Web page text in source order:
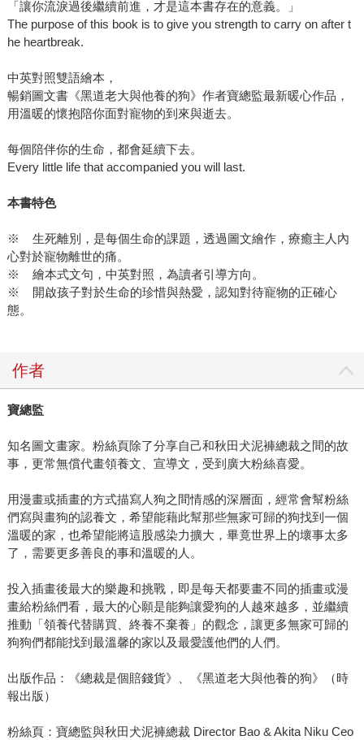
「讓你流淚過後繼續前進，才是這本書存在的意義。」
The purpose of this book is to give you strength to carry on after t
he heartbreak.
中英對照雙語繪本，
暢銷圖文書《黑道老大與他養的狗》作者寶總監最新暖心作品，
用溫暖的懷抱陪你面對寵物的到來與逝去。
每個陪伴你的生命，都會延續下去。
Every little life that accompanied you will last.
本書特色
※ 生死離別，是每個生命的課題，透過圖文繪作，療癒主人內
心對於寵物離世的痛。
※ 繪本式文句，中英對照，為讀者引導方向。
※ 開啟孩子對於生命的珍惜與熱愛，認知對待寵物的正確心
態。
作者
寶總監
知名圖文畫家。粉絲頁除了分享自己和秋田犬泥褲總裁之間的故
事，更常無償代畫領養文、宣導文，受到廣大粉絲喜愛。
用漫畫或插畫的方式描寫人狗之間情感的深層面，經常會幫粉絲
們寫與畫狗的認養文，希望能藉此幫那些無家可歸的狗找到一個
溫暖的家，也希望能將這股感染力擴大，畢竟世界上的壞事太多
了，需要更多善良的事和溫暖的人。
投入插畫後最大的樂趣和挑戰，即是每天都要畫不同的插畫或漫
畫給粉絲們看，最大的心願是能夠讓愛狗的人越來越多，並繼續
推動「領養代替購買、終養不棄養」的觀念，讓更多無家可歸的
狗狗們都能找到最溫馨的家以及最愛護他們的人們。
出版作品：《總裁是個賠錢貨》、《黑道老大與他養的狗》（時
報出版）
粉絲頁：寶總監與秋田犬泥褲總裁 Director Bao & Akita Niku Ceo